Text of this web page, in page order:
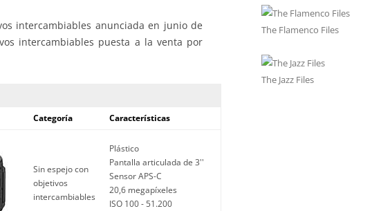
intercambiables anunciada en junio de
intercambiables puesta a la venta por
Categoría Características
Sin espejo con
objetivos
intercambiables
Plástico
Pantalla articulada de 3''
Sensor APS-C
20,6 megapíxeles
ISO 100 - 51.200
The Flamenco Files
The Jazz Files